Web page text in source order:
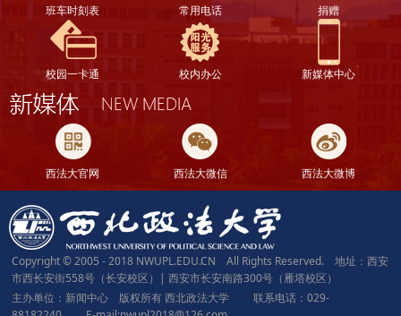
班车时刻表 常用电话 捐赠
校园一卡通 校内办公 新媒体中心
西法大官网 西法大微信 西法大微博
Copyright © 2005 - 2018 NWUPL.EDU.CN All Rights Reserved. 地址：西安
市西长安街558号（长安校区）| 西安市长安南路300号（雁塔校区）
主办单位：新闻中心 版权所有 西北政法大学 联系电话：029-